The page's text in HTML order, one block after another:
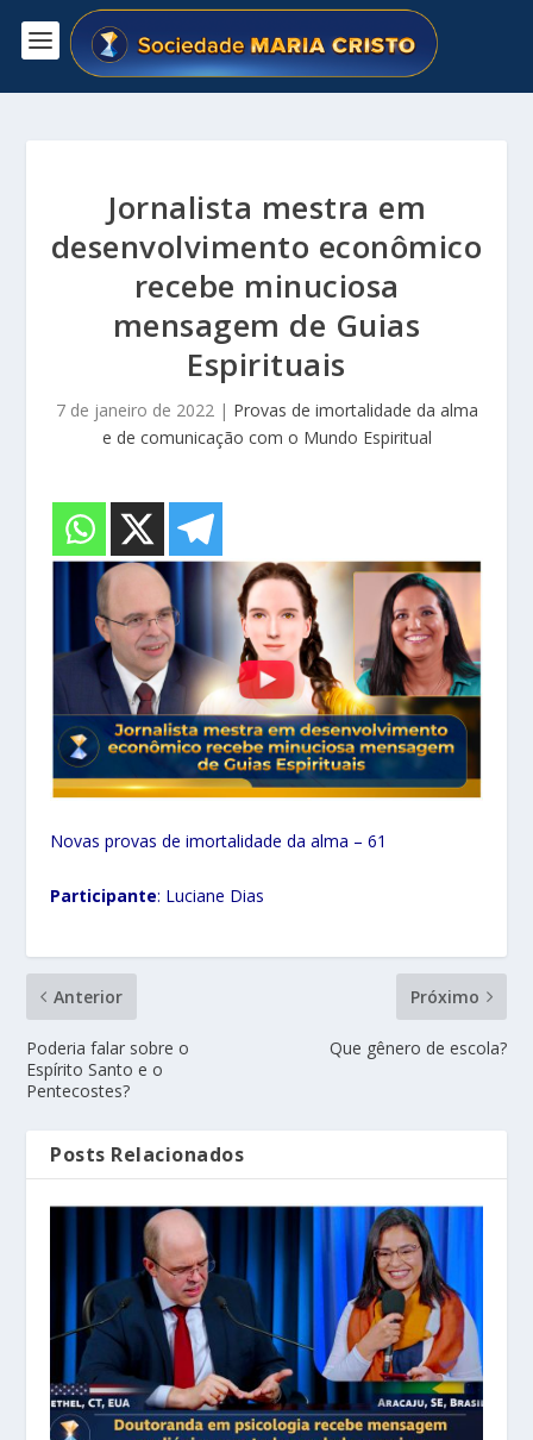
Jornalista mestra em
desenvolvimento econômico
recebe minuciosa
mensagem de Guias
Espirituais
7 de janeiro de 2022 | Provas de imortalidade da alma
e de comunicação com o Mundo Espiritual
Novas provas de imortalidade da alma – 61
Participante: Luciane Dias
Anterior
Poderia falar sobre o
Espírito Santo e o
Pentecostes?
Próximo
Que gênero de escola?
Posts Relacionados